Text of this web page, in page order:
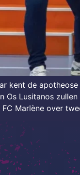
kent de
Os Lusitanos
FC Marlène over